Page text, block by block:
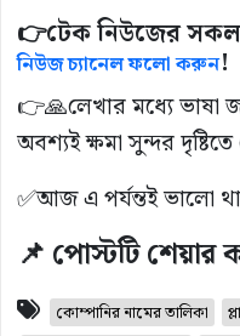
👉টেক নিউজের
নিউজ চ্যানেল ফলো করুন!
👉🙏লেখার মধ্যে
অবশ্যই ক্ষমা সুন্দর
✅আজ এ পর্যন্তই ভালো
📌 পোস্টটি
কোম্পানির নামের তালিকা